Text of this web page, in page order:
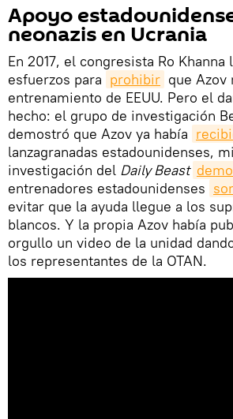
Apoyo
neonazis en Ucrania
En 2017, el congresista Ro Khanna
esfuerzos para prohibir que Azov
entrenamiento de EEUU. Pero el
hecho: el grupo de investigación
demostró que Azov ya había
lanzagranadas estadounidenses,
investigación del Daily Beast
entrenadores estadounidenses
evitar que la ayuda llegue a los
blancos. Y la propia Azov había
orgullo un video de la unidad
los representantes de la OTAN.